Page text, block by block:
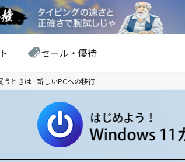
セール・優待
うときは - 新しいPCへの移行